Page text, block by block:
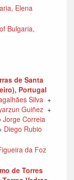
Elena
Bulgaria,
de Santa
Portugal
Silva +
Guiñez +
Jorge Correia
Diego Rubio
da Foz
de Torres